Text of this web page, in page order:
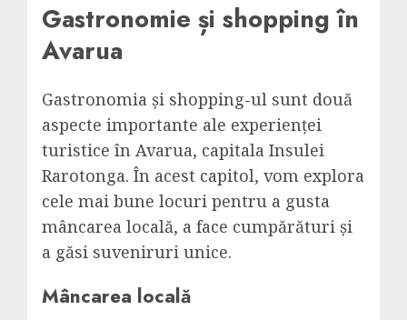
Gastronomie și shopping în
Avarua
Gastronomia și shopping-ul sunt două
aspecte importante ale experienței
turistice în Avarua, capitala Insulei
Rarotonga. În acest capitol, vom explora
cele mai bune locuri pentru a gusta
mâncarea locală, a face cumpărături și
a găsi suveniruri unice.
Mâncarea locală